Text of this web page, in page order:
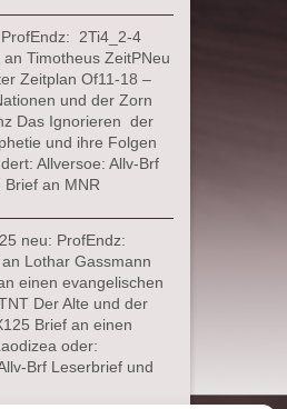
2Ti4_2-4
Timotheus ZeitPNeu
Zeitplan Of11-18 –
und der Zorn
Das Ignorieren der
und ihre Folgen
Allversoe: Allv-Brf
Brief an MNR
neu: ProfEndz:
Lothar Gassmann
einen evangelischen
Der Alte und der
Brief an einen
oder:
Brf Leserbrief und